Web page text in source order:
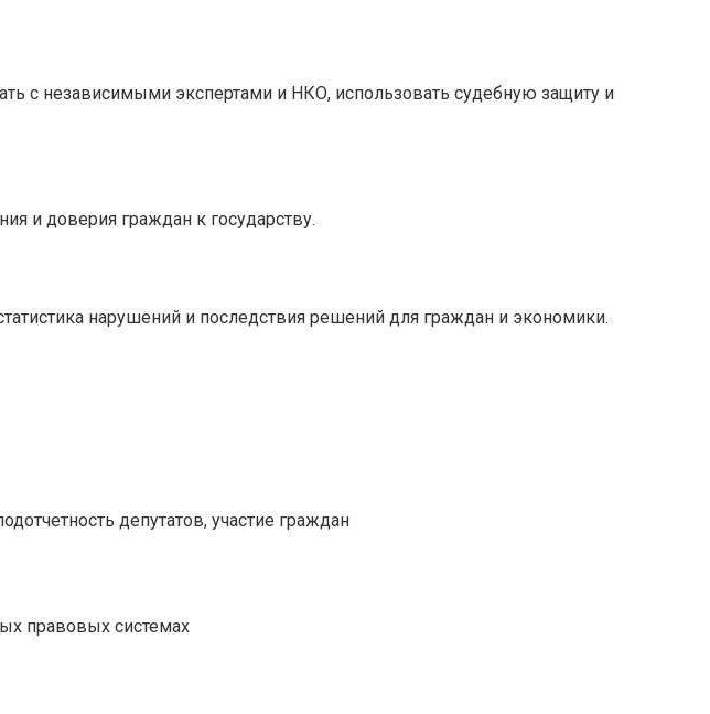
с независимыми экспертами и НКО, использовать судебную защиту и
и доверия граждан к государству.
нарушений и последствия решений для граждан и экономики.
депутатов, участие граждан
правовых системах